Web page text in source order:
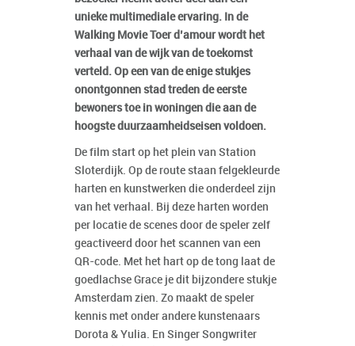
unieke multimediale ervaring. In de
Walking Movie Toer d’amour wordt het
verhaal van de wijk van de toekomst
verteld. Op een van de enige stukjes
onontgonnen stad treden de eerste
bewoners toe in woningen die aan de
hoogste duurzaamheidseisen voldoen.
De film start op het plein van Station
Sloterdijk. Op de route staan felgekleurde
harten en kunstwerken die onderdeel zijn
van het verhaal. Bij deze harten worden
per locatie de scenes door de speler zelf
geactiveerd door het scannen van een
QR-code. Met het hart op de tong laat de
goedlachse Grace je dit bijzondere stukje
Amsterdam zien. Zo maakt de speler
kennis met onder andere kunstenaars
Dorota & Yulia. En Singer Songwriter